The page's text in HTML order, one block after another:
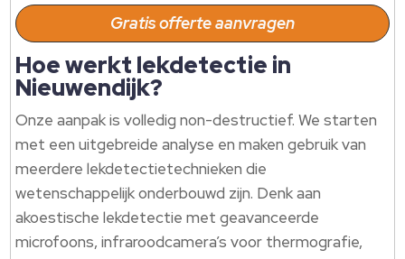
Gratis offerte aanvragen
Hoe werkt lekdetectie in
Nieuwendijk?
Onze aanpak is volledig non-destructief.​ We starten
met een uitgebreide analyse en maken gebruik van
meerdere lekdetectietechnieken die
wetenschappelijk onderbouwd zijn.​ Denk aan
akoestische lekdetectie met geavanceerde
microfoons, infraroodcamera’s voor thermografie,